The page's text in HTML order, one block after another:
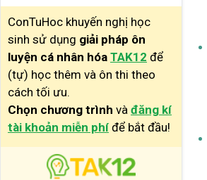
ConTuHoc khuyến nghị học
sinh sử dụng giải pháp ôn
luyện cá nhân hóa TAK12 để
(tự) học thêm và ôn thi theo
cách tối ưu.
Chọn chương trình và đăng kí
tài khoản miễn phí để bắt đầu!